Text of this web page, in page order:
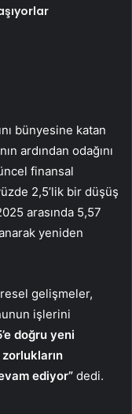
bünyesine katan
ardından odağını
finansal
2,5’lik bir düşüş
arasında 5,57
yeniden
gelişmeler,
işlerini
doğru yeni
ediyor” dedi.